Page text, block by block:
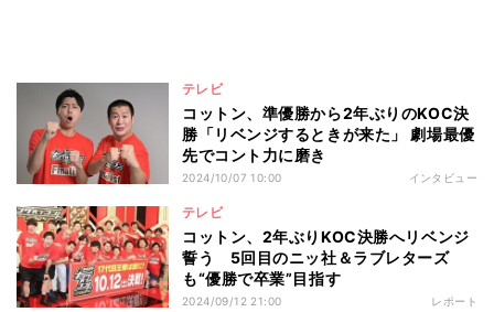
テレビ
コットン、準優勝から2年ぶりのKOC決
勝「リベンジするときが来た」 劇場最優
先でコント力に磨き
2024/10/07 10:00 インタビュー
テレビ
コットン、2年ぶりKOC決勝へリベンジ
誓う 5回目のニッ社＆ラブレターズ
も“優勝で卒業”目指す
2024/09/12 21:00 レポート